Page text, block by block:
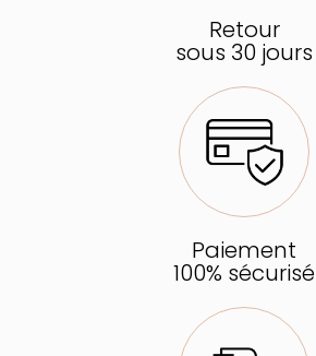
Retour
sous 30 jours
Paiement
100% sécurisé